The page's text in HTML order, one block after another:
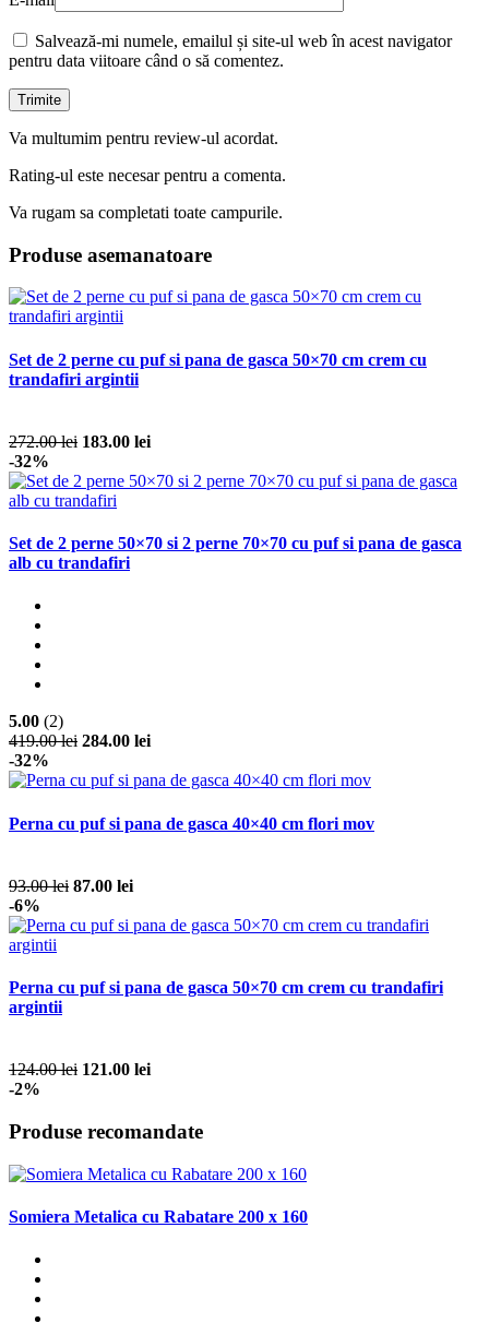
Salvează-mi numele, emailul și site-ul web în acest navigator
pentru data viitoare când o să comentez.
Va multumim pentru review-ul acordat.
Rating-ul este necesar pentru a comenta.
Va rugam sa completati toate campurile.
Produse asemanatoare
Set de 2 perne cu puf si pana de gasca 50×70 cm crem cu
trandafiri argintii
272.00 lei 183.00 lei
-32%
Set de 2 perne 50×70 si 2 perne 70×70 cu puf si pana de gasca
alb cu trandafiri
5.00 (2)
419.00 lei 284.00 lei
-32%
Perna cu puf si pana de gasca 40×40 cm flori mov
93.00 lei 87.00 lei
-6%
Perna cu puf si pana de gasca 50×70 cm crem cu trandafiri
argintii
124.00 lei 121.00 lei
-2%
Produse recomandate
Somiera Metalica cu Rabatare 200 x 160